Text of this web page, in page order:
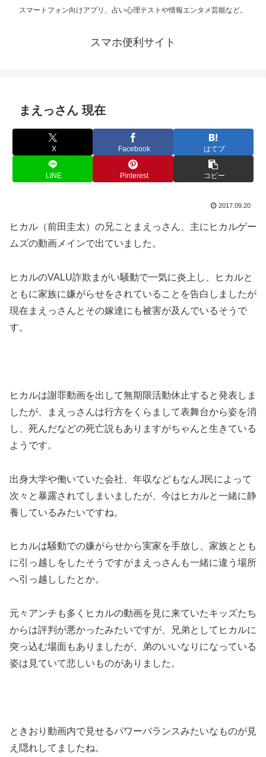
スマートフォン向けアプリ、占い心理テストや情報エンタメ芸能など。
スマホ便利サイト
まえっさん 現在
X Facebook はてブ
LINE Pinterest コピー
2017.09.20
ヒカル（前田圭太）の兄ことまえっさん、主にヒカルゲー
ムズの動画メインで出ていました。
ヒカルのVALU詐欺まがい騒動で一気に炎上し、ヒカルと
ともに家族に嫌がらせをされていることを告白しましたが
現在まえっさんとその嫁達にも被害が及んでいるそうで
す。
ヒカルは謝罪動画を出して無期限活動休止すると発表しま
したが、まえっさんは行方をくらまして表舞台から姿を消
し、死んだなどの死亡説もありますがちゃんと生きている
ようです。
出身大学や働いていた会社、年収などもなんJ民によって
次々と暴露されてしまいましたが、今はヒカルと一緒に静
養しているみたいですね。
ヒカルは騒動での嫌がらせから実家を手放し、家族ととも
に引っ越しをしたそうですがまえっさんも一緒に違う場所
へ引っ越ししたとか。
元々アンチも多くヒカルの動画を見に来ていたキッズたち
からは評判が悪かったみたいですが、兄弟としてヒカルに
突っ込む場面もありましたが、弟のいいなりになっている
姿は見ていて悲しいものがありました。
ときおり動画内で見せるパワーバランスみたいなものが見
え隠れしてましたね。